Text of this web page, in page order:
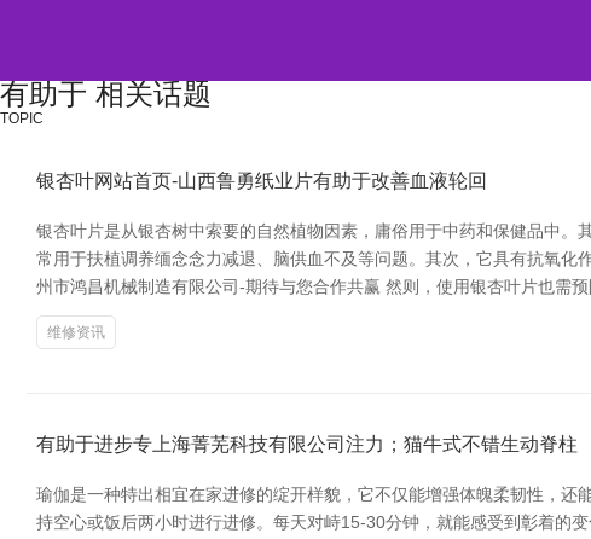
有助于 相关话题
TOPIC
银杏叶网站首页-山西鲁勇纸业片有助于改善血液轮回
银杏叶片是从银杏树中索要的自然植物因素，庸俗用于中药和保健品中
常用于扶植调养缅念念力减退、脑供血不及等问题。其次，它具有抗氧
州市鸿昌机械制造有限公司-期待与您合作共赢 然则，使用银杏叶片也需
维修资讯
有助于进步专上海菁芜科技有限公司注力；猫牛式不错生动脊柱
瑜伽是一种特出相宜在家进修的绽开样貌，它不仅能增强体魄柔韧性，
持空心或饭后两小时进行进修。每天对峙15-30分钟，就能感受到彰着的